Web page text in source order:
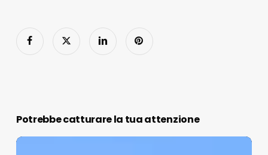
Potrebbe catturare la tua attenzione